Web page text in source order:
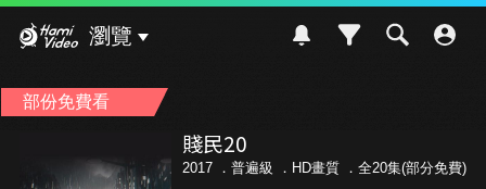
瀏覽
部份免費看
賤民20
2017 ． 普遍級 ．HD畫質 ．全20集(部分免費)